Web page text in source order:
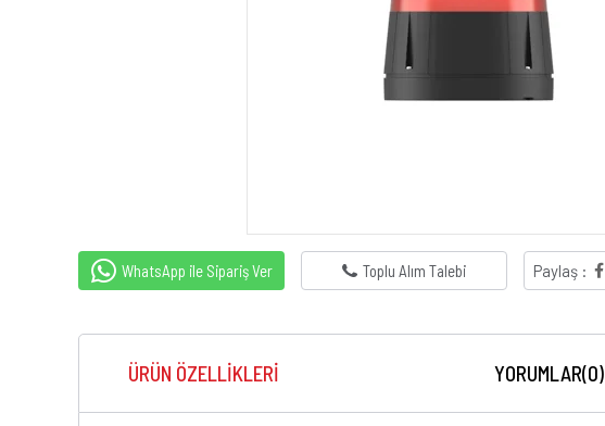
WhatsApp ile Sipariş Ver Toplu Alım Talebi Paylaş :
ÜRÜN ÖZELLIKLERI YORUMLAR(0)